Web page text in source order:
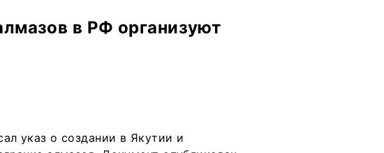
в РФ организуют
указ о создании в Якутии и